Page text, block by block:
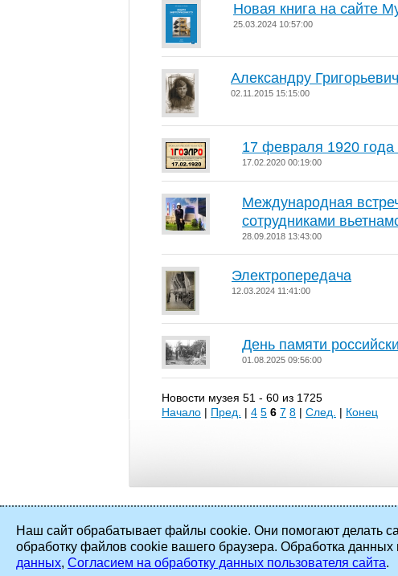
Новая книга на сайте
25.03.2024 10:57:00
Александру
02.11.2015 15:15:00
17 февраля 1920
17.02.2020 00:19:00
Международная
сотрудниками
28.09.2018 13:43:00
Электропередача
12.03.2024 11:41:00
День памяти
01.08.2025 09:56:00
Новости музея 51 - 60 из 1725
Начало | Пред. | 4 5 6 7 8 | След. | Конец
2002 - 2026 ©ПАО «Мосэнерго». Все
Наш сайт обрабатывает файлы cookie. Они помогают делать
обработку файлов cookie вашего браузера. Обработка данных
данных, Согласием на обработку данных пользователя сайта.